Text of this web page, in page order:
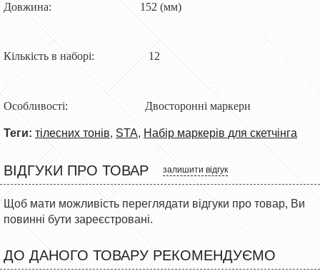
Довжина: 152 (мм)
Кількість в наборі: 12
Особливості: Двосторонні маркери
Теги: тілесних тонів, STA, Набір маркерів для скетчінга
ВІДГУКИ ПРО ТОВАР залишити відгук
Щоб мати можливість переглядати відгуки про товар, Ви
повинні бути зареєстровані.
ДО ДАНОГО ТОВАРУ РЕКОМЕНДУЄМО